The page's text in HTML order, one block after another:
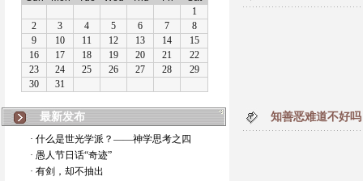
最新发布
· 什么是世光学派？——神学思考之四
· 愚人节日话“奇迹”
· 有剑，却不抽出
知善恶难道不好